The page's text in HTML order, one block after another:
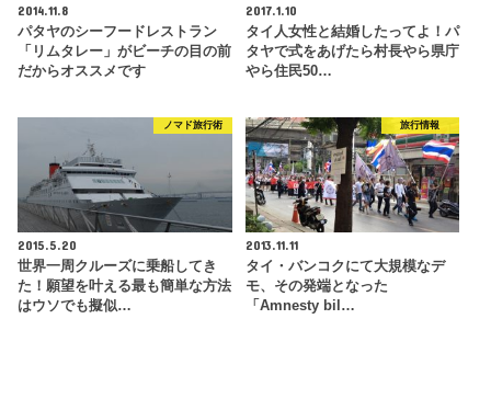
2014.11.8
パタヤのシーフードレストラン
「リムタレー」がビーチの目の前
だからオススメです
2017.1.10
タイ人女性と結婚したってよ！パ
タヤで式をあげたら村長やら県庁
やら住民50…
ノマド旅行術
2015.5.20
世界一周クルーズに乗船してき
た！願望を叶える最も簡単な方法
はウソでも擬似…
旅行情報
2013.11.11
タイ・バンコクにて大規模なデ
モ、その発端となった
「Amnesty bil…